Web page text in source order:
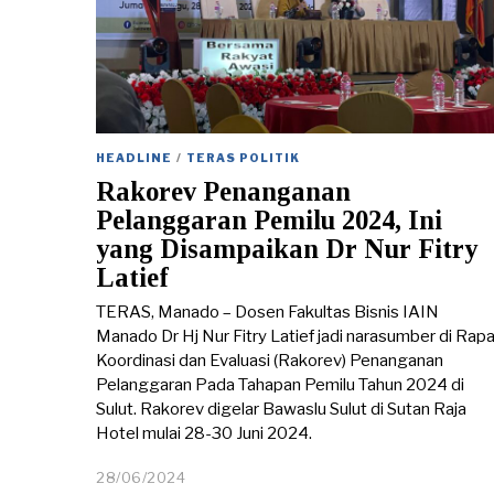
HEADLINE / TERAS POLITIK
Rakorev Penanganan
Pelanggaran Pemilu 2024, Ini
yang Disampaikan Dr Nur Fitry
Latief
TERAS, Manado – Dosen Fakultas Bisnis IAIN
Manado Dr Hj Nur Fitry Latief jadi narasumber di
Koordinasi dan Evaluasi (Rakorev) Penanganan
Pelanggaran Pada Tahapan Pemilu Tahun 2024 di
Sulut. Rakorev digelar Bawaslu Sulut di Sutan Raja
Hotel mulai 28-30 Juni 2024.
28/06/2024